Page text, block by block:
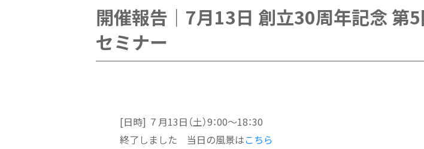
開催報告｜7月13日 創立30周年記念 第
セミナー
[日時] ７月13日（土）9：00～18：30
終了しました 当日の風景はこちら